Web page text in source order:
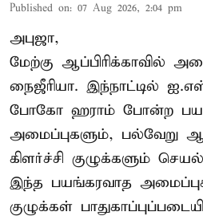
Published on: 07 Aug 2026, 2:04 pm
அபுஜா,
மேற்கு ஆப்பிரிக்காவில்
நைஜீரியா. இந்நாட்டில்
போகோ ஹராம் போன்ற
அமைப்புகளும், பல்வேறு
கிளர்ச்சி குழுக்களும்
இந்த பயங்கரவாத
குழுக்கள்